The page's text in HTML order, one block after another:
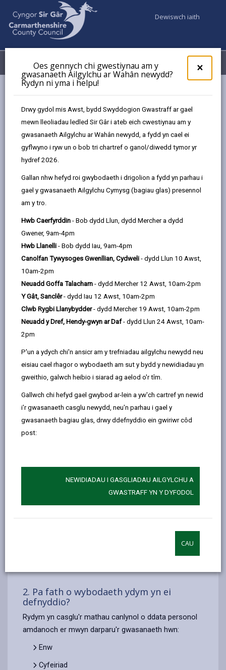
×
Oes gennych chi gwestiynau am y
gwasanaeth Ailgylchu ar Wahân newydd?
Rydyn ni yma i helpu!
Drwy gydol mis Awst, bydd Swyddogion Gwastraff ar gael
mewn lleoliadau ledled Sir Gâr i ateb eich cwestiynau am y
gwasanaeth Ailgylchu ar Wahân newydd, a fydd yn cael ei
gyflwyno i ryw un o bob tri chartref o ganol/diwedd tymor yr
hydref 2026.
Gallan nhw hefyd roi gwybodaeth i drigolion a fydd yn parhau i
gael y gwasanaeth Ailgylchu Cymysg (bagiau glas) presennol
am y tro.
Hwb Caerfyrddin - Bob dydd Llun, dydd Mercher a dydd
Gwener, 9am-4pm
Hwb Llanelli - Bob dydd Iau, 9am-4pm
Canolfan Tywysoges Gwenllian, Cydweli - dydd Llun 10 Awst,
10am-2pm
Neuadd Goffa Talacharn - dydd Mercher 12 Awst, 10am-2pm
Y Gât, Sanclêr- dydd Iau 12 Awst, 10am-2pm
Clwb Rygbi Llanybydder- dydd Mercher 19 Awst, 10am-2pm
Neuadd y Dref, Hendy-gwyn ar Daf- dydd Llun 24 Awst, 10am-
2pm
P'un a ydych chi'n ansicr am y trefniadau ailgylchu newydd neu
eisiau cael rhagor o wybodaeth am sut y bydd y newidiadau yn
gweithio, galwch heibio i siarad ag aelod o'r tîm.
Gallwch chi hefyd gael gwybod ar-lein a yw'ch cartref yn newid
i'r gwasanaeth casglu newydd, neu'n parhau i gael y
gwasanaeth bagiau glas, drwy ddefnyddio ein gwiriwr côd
post:
NEWIDIADAU I GASGLIADAU AILGYLCHU A
GWASTRAFF YN Y DYFODOL
CAU
Dewiswch iaith
Dewislen
Hysbysiadau Preifatrwydd
Llyfrgelloedd Sir Gaerfyrddin
Llyfrgelloedd Sir Gaerfyrddin
Mae sicrhau bod Cyngor Sir Caerfyrddin yn trin
gwybodaeth bersonol yn gywir yn bwysig iawn o ran
darparu ein gwasanaethau a chadw hyder y cyhoedd.
Ystyr data personol yw unrhyw wybodaeth sy'n
ymwneud â pherson y mae modd adnabod pwy ydyw
yn uniongyrchol neu'n anuniongyrchol drwy
ddefnyddio'r wybodaeth. Defnyddir y termau
'gwybodaeth' a 'data personol' yn yr hysbysiad
preifatrwydd hwn drwyddo draw ac maent yn gyfystyr.
Er mwyn sicrhau bod y Cyngor yn trin gwybodaeth
bersonol yn gywir, rydym yn ceisio cydymffurfio'n llwyr
â gofynion deddfwriaeth Diogelu Data.
Felly, mae'r hysbysiad preifatrwydd hwn wedi'i lunio i
esbonio mor glir â phosibl beth rydym yn ei wneud
â'ch data personol.
1. Y dibenion o ran defnyddio eich data
personol
Bydd y wybodaeth rydym yn ei chasglu amdanoch yn
cael ei defnyddio at ddibenion:
Sir Gaerfyrddin, gweinyddu eich aelodaeth a rhoi
gwybod ichi am unrhyw archebion rydych wedi'u
gwneud neu ddigwyddiadau sydd i ddod.
2. Pa fath o wybodaeth ydym yn ei
defnyddio?
Rydym yn casglu'r mathau canlynol o ddata personol
amdanoch er mwyn darparu'r gwasanaeth hwn:
Enw
Cyfeiriad